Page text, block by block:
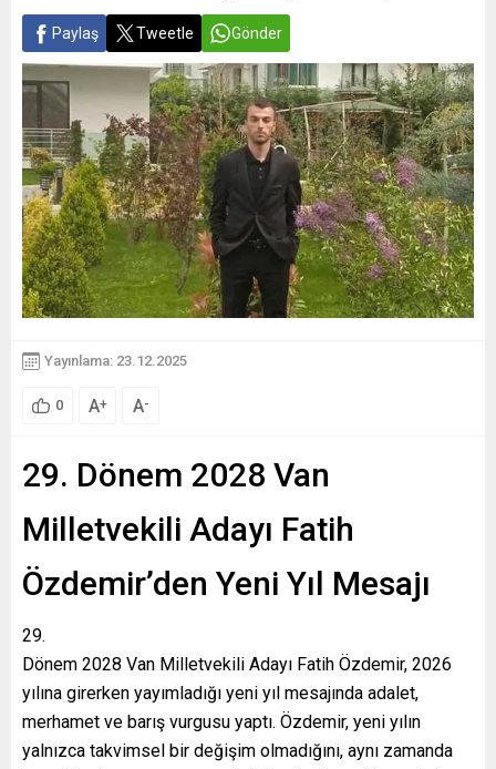
Paylaş Tweetle Gönder
Yayınlama: 23.12.2025
0 A+ A-
29. Dönem 2028 Van
Milletvekili Adayı Fatih
Özdemir’den Yeni Yıl Mesajı
Dönem 2028 Van Milletvekili Adayı Fatih Özdemir, 2026
yılına girerken yayımladığı yeni yıl mesajında adalet,
merhamet ve barış vurgusu yaptı. Özdemir, yeni yılın
yalnızca takvimsel bir değişim olmadığını, aynı zamanda